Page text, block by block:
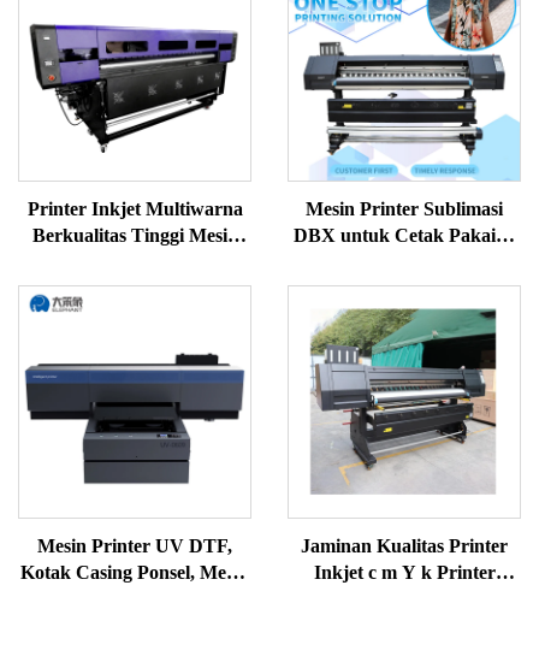
Printer Inkjet Multiwarna
Berkualitas Tinggi Mesin
Sublimasi untuk Transfer
Mesin Printer Sublimasi
DBX untuk Cetak Pakaian
Printer Sublimasi Pewarna
Mesin Printer UV DTF,
Kotak Casing Ponsel, Mesin
Jaminan Kualitas Printer
Inkjet c m Y k Printer